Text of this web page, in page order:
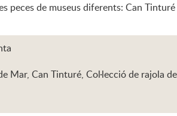
peces de museus diferents: Can
Mar, Can Tinturé, Col·lecció de rajola